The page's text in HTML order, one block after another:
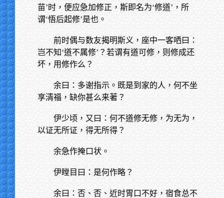
苗’时，便应急加修正，斯即名为‘修道’，所
谓‘悟后起修’是也。
前时偶与数友揭明斯义，座中一客哂曰：
岂不知‘道不属修’？若谓有道可修，则修成还
坏，用修作么？
余曰：多谢指示。既是到家的人，何不坐
享清福，缺你甚么来著？
伊少顷，又曰：何不道修无修，为无为，
以证无所证，得无所得？
余急作掩口状。
伊瞠目曰：是何作略？
余曰：否、否、近时胃口不好，宿食总不